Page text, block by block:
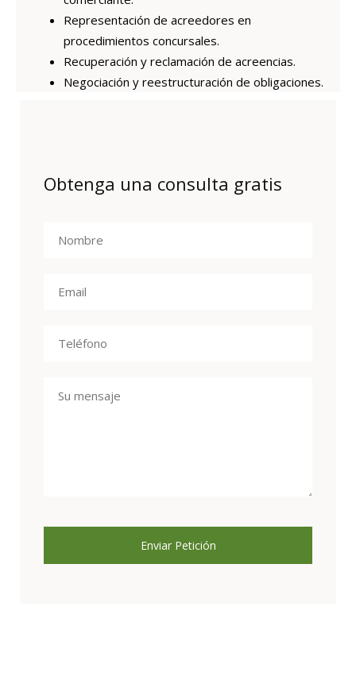
Representación de acreedores en
procedimientos concursales.
Recuperación y reclamación de acreencias.
Negociación y reestructuración de obligaciones.
Obtenga una consulta gratis